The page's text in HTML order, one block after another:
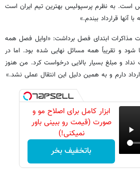
است. به نظرم پرسپولیس بهترین تیم ایران است
قرارداد ببندم.»
مذاکرات ابتدای فصل برداشت: «اوایل فصل همه
شود و تقریباً همه مسائل نهایی شده بود. اما در
نداد و مبلغ بسیار بالایی درخواست کرد. من هنوز
دارم و به همین دلیل این انتقال عملی نشد.»
ابزار کامل برای اصلاح مو و
صورت (قیمت رو ببینی باور
نمیکنی!)
باتخفیف بخر